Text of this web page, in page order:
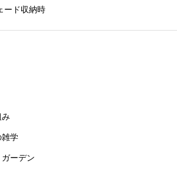
ード収納時
み
雑学
ーデン